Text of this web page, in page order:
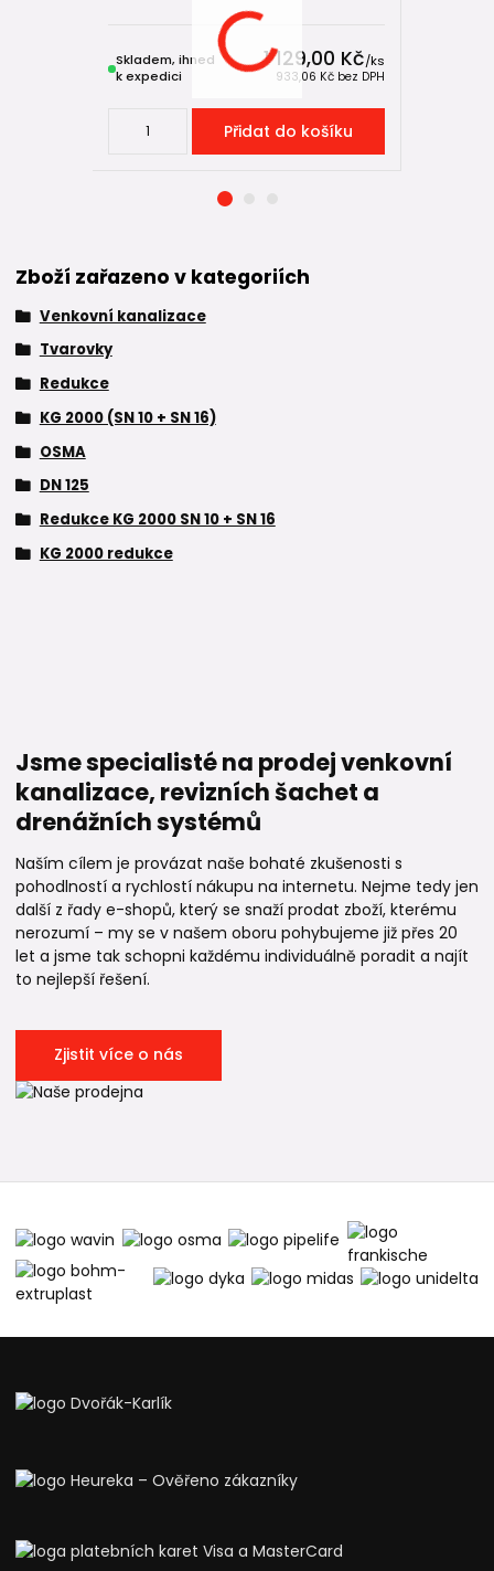
1 129,00 Kč/ks
933,06 Kč bez DPH
Skladem, ihned
k expedici
Přidat do košíku
Zboží zařazeno v kategoriích
Venkovní kanalizace
Tvarovky
Redukce
KG 2000 (SN 10 + SN 16)
OSMA
DN 125
Redukce KG 2000 SN 10 + SN 16
KG 2000 redukce
Jsme specialisté na prodej venkovní
kanalizace, revizních šachet a
drenážních systémů
Naším cílem je provázat naše bohaté zkušenosti s
pohodlností a rychlostí nákupu na internetu. Nejme tedy jen
další z řady e-shopů, který se snaží prodat zboží, kterému
nerozumí – my se v našem oboru pohybujeme již přes 20
let a jsme tak schopni každému individuálně poradit a najít
to nejlepší řešení.
Zjistit více o nás